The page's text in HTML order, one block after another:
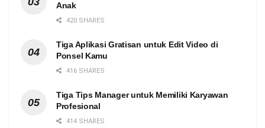
Anak
420 SHARES
Tiga Aplikasi Gratisan untuk Edit Video di
Ponsel Kamu
416 SHARES
Tiga Tips Manager untuk Memiliki Karyawan
Profesional
414 SHARES